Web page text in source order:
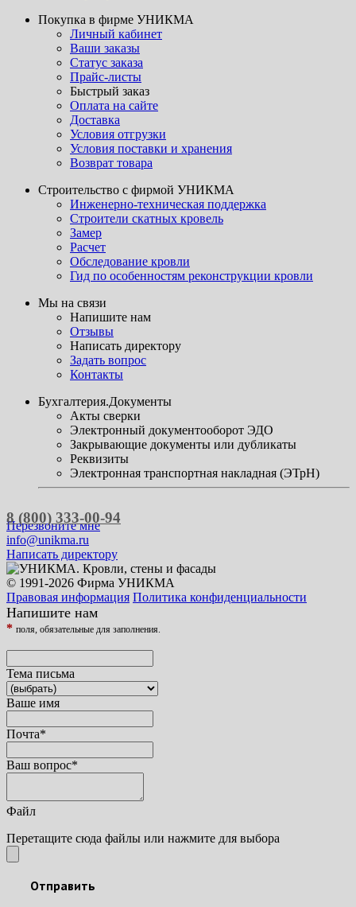
Покупка в фирме УНИКМА
Личный кабинет
Ваши заказы
Статус заказа
Прайс-листы
Быстрый заказ
Оплата на сайте
Доставка
Условия отгрузки
Условия поставки и хранения
Возврат товара
Строительство с фирмой УНИКМА
Инженерно-техническая поддержка
Строители скатных кровель
Замер
Расчет
Обследование кровли
Гид по особенностям реконструкции кровли
Мы на связи
Напишите нам
Отзывы
Написать директору
Задать вопрос
Контакты
Бухгалтерия.Документы
Акты сверки
Электронный документооборот ЭДО
Закрывающие документы или дубликаты
Реквизиты
Электронная транспортная накладная (ЭТрН)
8 (800) 333-00-94
Перезвоните мне
info@unikma.ru
Написать директору
© 1991-2026 Фирма УНИКМА
Правовая информация Политика конфиденциальности
Напишите нам
* поля, обязательные для заполнения.
Тема письма
Ваше имя
Почта*
Ваш вопрос*
Файл
Перетащите сюда файлы или нажмите для выбора
Отправить